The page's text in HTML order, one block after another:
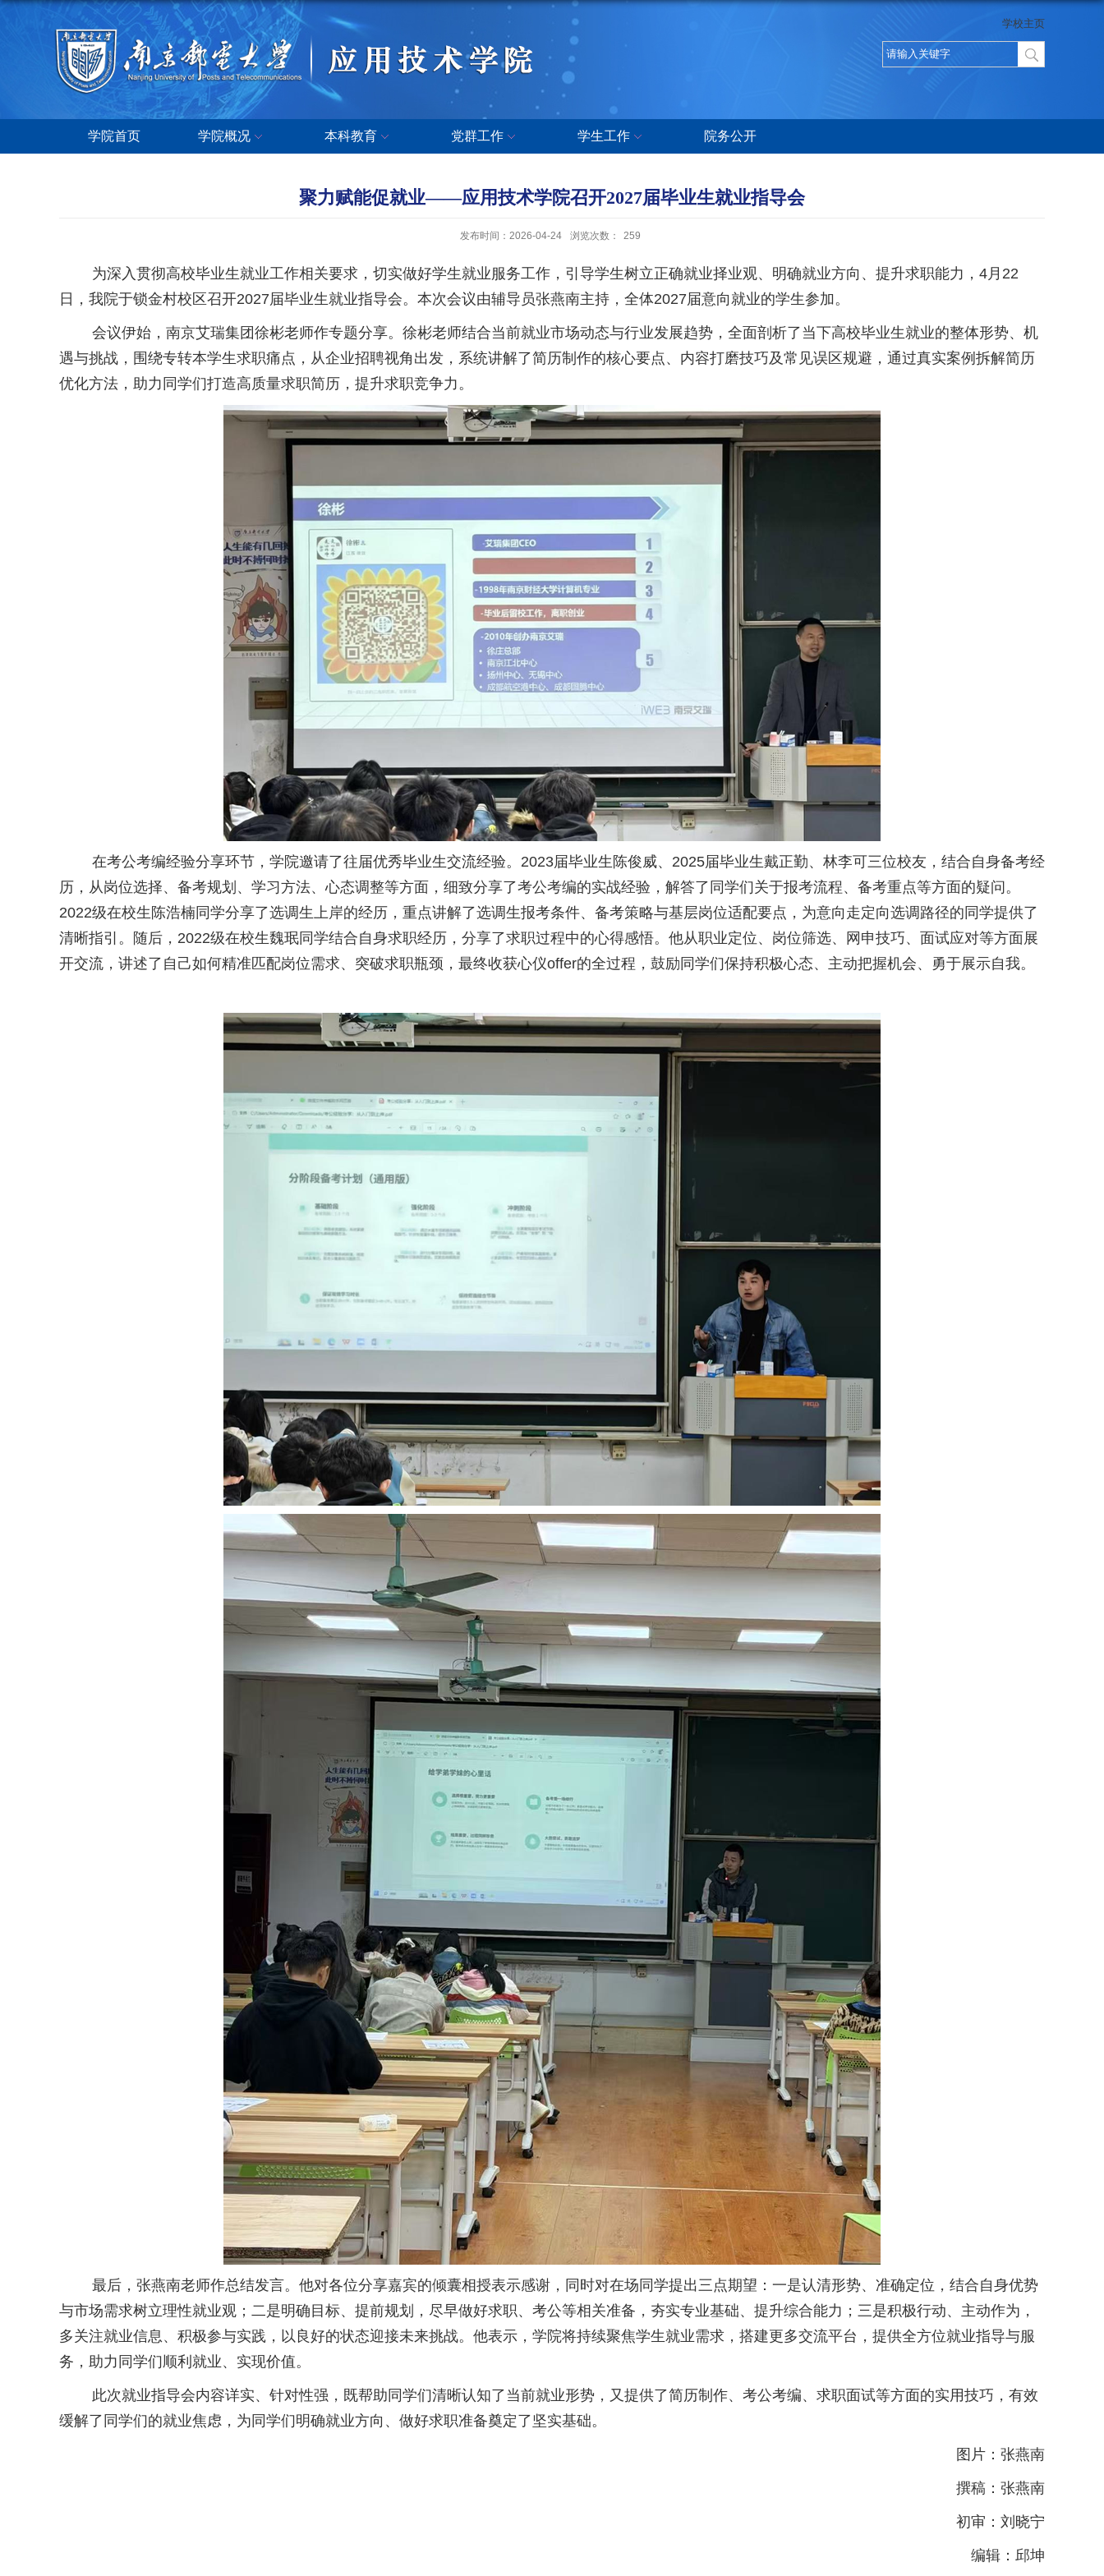
学校主页
学院首页 学院概况 本科教育 党群工作 学生工作 院务公开
聚力赋能促就业——应用技术学院召开2027届毕业生就业指导会
发布时间：2026-04-24 浏览次数： 259
为深入贯彻高校毕业生就业工作相关要求，切实做好学生就业服务工作，引导学生树立正确就业择业观、明确就业方向、提升求职能力，4月22
日，我院于锁金村校区召开2027届毕业生就业指导会。本次会议由辅导员张燕南主持，全体2027届意向就业的学生参加。
会议伊始，南京艾瑞集团徐彬老师作专题分享。徐彬老师结合当前就业市场动态与行业发展趋势，全面剖析了当下高校毕业生就业的整体形势、机
遇与挑战，围绕专转本学生求职痛点，从企业招聘视角出发，系统讲解了简历制作的核心要点、内容打磨技巧及常见误区规避，通过真实案例拆解简历
优化方法，助力同学们打造高质量求职简历，提升求职竞争力。
在考公考编经验分享环节，学院邀请了往届优秀毕业生交流经验。2023届毕业生陈俊威、2025届毕业生戴正勤、林李可三位校友，结合自身备考经
历，从岗位选择、备考规划、学习方法、心态调整等方面，细致分享了考公考编的实战经验，解答了同学们关于报考流程、备考重点等方面的疑问。
2022级在校生陈浩楠同学分享了选调生上岸的经历，重点讲解了选调生报考条件、备考策略与基层岗位适配要点，为意向走定向选调路径的同学提供了
清晰指引。随后，2022级在校生魏珉同学结合自身求职经历，分享了求职过程中的心得感悟。他从职业定位、岗位筛选、网申技巧、面试应对等方面展
开交流，讲述了自己如何精准匹配岗位需求、突破求职瓶颈，最终收获心仪offer的全过程，鼓励同学们保持积极心态、主动把握机会、勇于展示自我。
最后，张燕南老师作总结发言。他对各位分享嘉宾的倾囊相授表示感谢，同时对在场同学提出三点期望：一是认清形势、准确定位，结合自身优势
与市场需求树立理性就业观；二是明确目标、提前规划，尽早做好求职、考公等相关准备，夯实专业基础、提升综合能力；三是积极行动、主动作为，
多关注就业信息、积极参与实践，以良好的状态迎接未来挑战。他表示，学院将持续聚焦学生就业需求，搭建更多交流平台，提供全方位就业指导与服
务，助力同学们顺利就业、实现价值。
此次就业指导会内容详实、针对性强，既帮助同学们清晰认知了当前就业形势，又提供了简历制作、考公考编、求职面试等方面的实用技巧，有效
缓解了同学们的就业焦虑，为同学们明确就业方向、做好求职准备奠定了坚实基础。
图片：张燕南
撰稿：张燕南
初审：刘晓宁
编辑：邱坤